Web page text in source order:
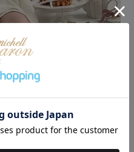
た華やかな1枚♪
をすっきり見せつつ、カラバリ
も魅力◎